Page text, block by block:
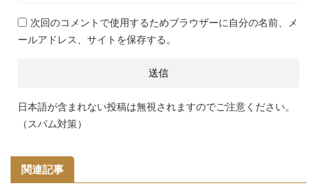
次回のコメントで使用するためブラウザーに自分の名前、メ
ールアドレス、サイトを保存する。
日本語が含まれない投稿は無視されますのでご注意ください。
（スパム対策）
関連記事